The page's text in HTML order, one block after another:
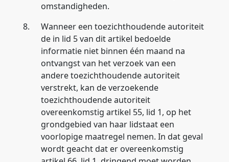
omstandigheden.
8.
Wanneer een toezichthoudende autoriteit
de in lid 5 van dit artikel bedoelde
informatie niet binnen één maand na
ontvangst van het verzoek van een
andere toezichthoudende autoriteit
verstrekt, kan de verzoekende
toezichthoudende autoriteit
overeenkomstig artikel 55, lid 1, op het
grondgebied van haar lidstaat een
voorlopige maatregel nemen. In dat geval
wordt geacht dat er overeenkomstig